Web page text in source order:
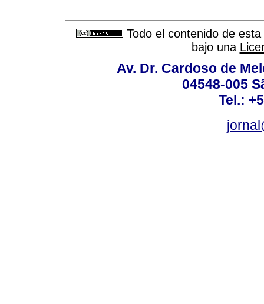
Todo el contenido de
bajo una
Av. Dr. Cardoso de
04548-005
Tel.: